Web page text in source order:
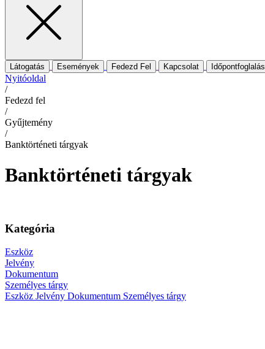
Látogatás Események Fedezd Fel Kapcsolat Időpontfoglalás
Nyitóoldal
/
Fedezd fel
/
Gyűjtemény
/
Banktörténeti tárgyak
Banktörténeti tárgyak
Kategória
Eszköz
Jelvény
Dokumentum
Személyes tárgy
Eszköz Jelvény Dokumentum Személyes tárgy